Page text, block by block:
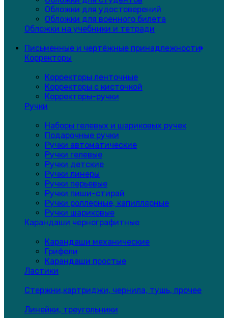
Обложки для удостоверений
Обложки для военного билета
Обложки на учебники и тетради
Письменные и чертёжные принадлежности
Корректоры
Корректоры ленточные
Корректоры с кисточкой
Корректоры-ручки
Ручки
Наборы гелевых и шариковых ручек
Подарочные ручки
Ручки автоматические
Ручки гелевые
Ручки детские
Ручки линеры
Ручки перьевые
Ручки пиши-стирай
Ручки роллерные, капиллярные
Ручки шариковые
Карандаши чернографитные
Карандаши механические
Грифели
Карандаши простые
Ластики
Стержни,картриджи, чернила, тушь, прочее
Линейки, треугольники